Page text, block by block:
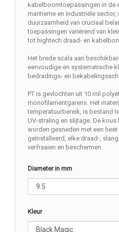
kabelboomtoepassingen in de
maritieme en industriële
duurzaamheid van cruciaal
toepassingen variërend van
tot hightech draad- en
Het brede scala aan
eenvoudige en systematische
bedradings- en
PT is gevlochten uit 10 mil
monofilamentgarens. Het
temperatuurbereik, is bestand
UV-straling en slijtage. De
worden gesneden met een heet
geïnstalleerd, elke draad-,
verfraaien en beschermen.
Diameter in mm
Kleur